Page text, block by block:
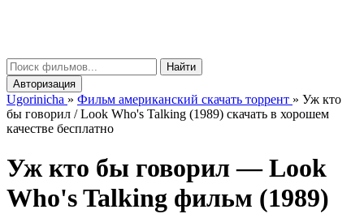
Найти
Авторизация
Ugorinicha » Фильм американский скачать торрент » Уж кто
бы говорил / Look Who's Talking (1989) скачать в хорошем
качестве бесплатно
Уж кто бы говорил —Look
Who's Talking фильм (1989)